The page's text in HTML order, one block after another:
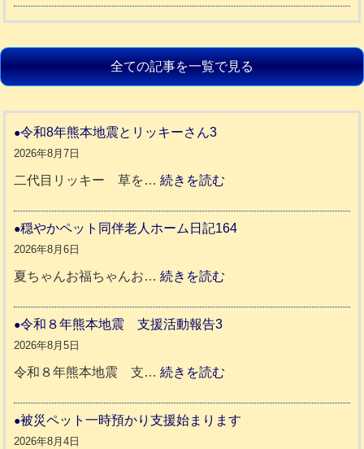
全ての記事を一覧で見る
令和8年熊本地震とリッキーさん3
2026年8月7日
二代目リッキー 草を…続きを読む
和
リ
ッ
穏やかペット同伴老人ホーム日記164
2026年8月6日
夏ちゃんお福ちゃんお…続きを読む
ト
令和８年熊本地震 支援活動報告3
2026年8月5日
令和８年熊本地震 支…続きを読む
和
被災ペット一時預かり支援始まります
2026年8月4日